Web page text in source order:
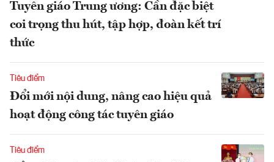
Tuyên giáo Trung ương: Cần đặc biệt
coi trọng thu hút, tập hợp, đoàn kết trí
thức
Tiêu điểm
Đổi mới nội dung, nâng cao hiệu quả
hoạt động công tác tuyên giáo
Tiêu điểm